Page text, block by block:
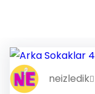
neizledik